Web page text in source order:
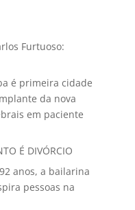
Furtuoso:
é primeira cidade
da nova
em paciente
É DIVÓRCIO
anos, a bailarina
pessoas na